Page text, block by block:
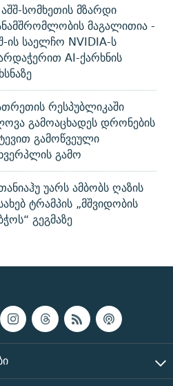
სომხეთის მზარდი
მაგალითია -
ის საელჩო NVIDIA-ს
AI-ქარხნის
რესპუბლიკაში
გამოაცხადეს დრონების
გამოწვეული
გამო
უარს ამბობს ღაზის
ტრამპის „მშვიდობის
გეგმაზე